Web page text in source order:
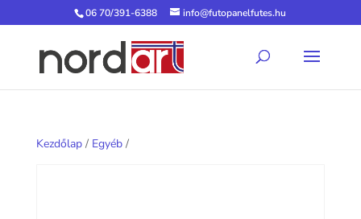
06 70/391-6388 info@futopanelfutes.hu
Kezdőlap/ Egyéb/